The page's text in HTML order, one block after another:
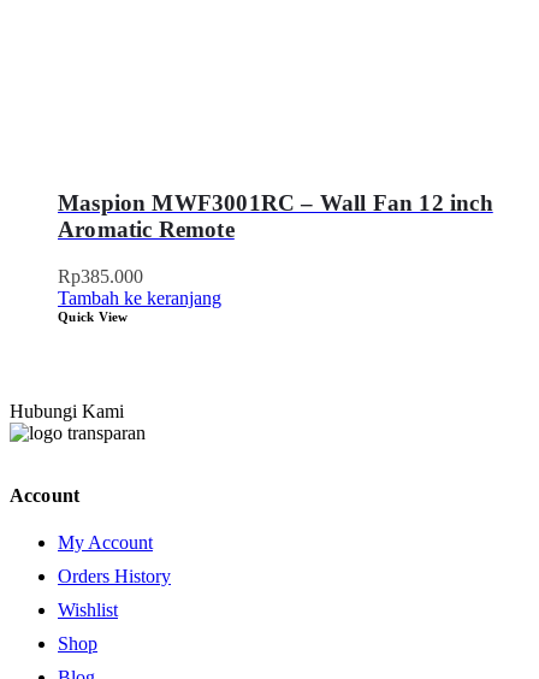
Maspion MWF3001RC – Wall Fan 12 inch
Aromatic Remote
Rp385.000
Tambah ke keranjang
Quick View
Hubungi Kami
Account
My Account
Orders History
Wishlist
Shop